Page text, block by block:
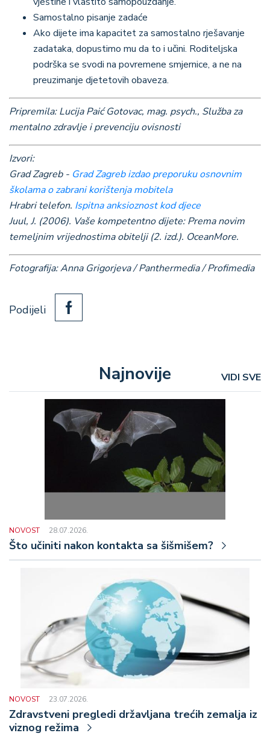
Samostalno pisanje zadaće
Ako dijete ima kapacitet za samostalno rješavanje
zadataka, dopustimo mu da to i učini. Roditeljska
podrška se svodi na povremene smjernice, a ne na
preuzimanje djetetovih obaveza.
Pripremila: Lucija Paić Gotovac, mag. psych., Služba za
mentalno zdravlje i prevenciju ovisnosti
Izvori:
Grad Zagreb - Grad Zagreb izdao preporuku osnovnim
školama o zabrani korištenja mobitela
Hrabri telefon. Ispitna anksioznost kod djece
Juul, J. (2006). Vaše kompetentno dijete: Prema novim
temeljnim vrijednostima obitelji (2. izd.). OceanMore.
Fotografija: Anna Grigorjeva / Panthermedia / Profimedia
Podijeli
Najnovije VIDI SVE
NOVOST 28.07.2026.
Što učiniti nakon kontakta sa šišmišem?
NOVOST 23.07.2026.
Zdravstveni pregledi državljana trećih zemalja iz
viznog režima